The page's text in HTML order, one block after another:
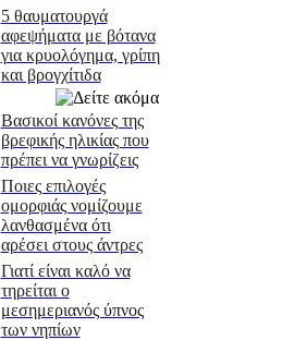
5 θαυματουργά
αφεψήματα με βότανα
για κρυολόγημα, γρίπη
και βρογχίτιδα
Βασικοί κανόνες της
βρεφικής ηλικίας που
πρέπει να γνωρίζεις
Ποιες επιλογές
ομορφιάς νομίζουμε
λανθασμένα ότι
αρέσει στους άντρες
Γιατί είναι καλό να
τηρείται ο
μεσημεριανός ύπνος
των νηπίων